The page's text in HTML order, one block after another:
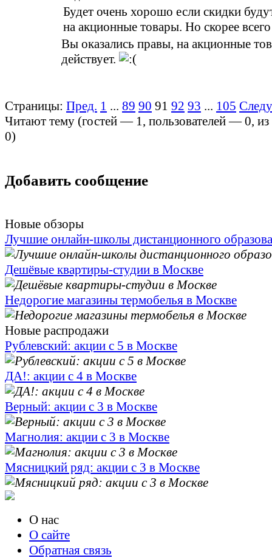
Будет очень хорошо если скидки
на акционные товары. Но скорее
Вы оказались правы, на акционные
действует.
Страницы: Пред. 1 ... 89 90 91 92 93 ... 105
Читают тему (гостей — 1, пользователей —0,
0)
Добавить сообщение
Новые обзоры
Лучшие онлайн-школы дистанционного
Дешёвые квартиры-студии в Москве
Недорогие магазины термобелья в Москве
Новые распродажи
Рублевский: акции с 5 в Москве
ДА!: акции с 4 в Москве
Верный: акции с 3 в Москве
Магнолия: акции с 3 в Москве
Мясницкий ряд: акции с 3 в Москве
О нас
О сайте
Обратная связь